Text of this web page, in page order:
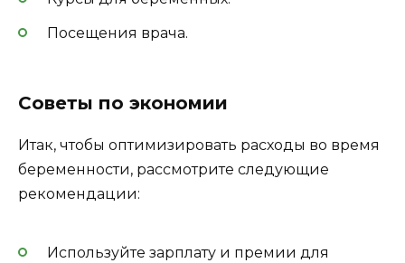
Посещения врача.
Советы по экономии
Итак, чтобы оптимизировать расходы во время
беременности, рассмотрите следующие
рекомендации:
Используйте зарплату и премии для